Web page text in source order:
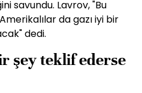
savundu. Lavrov, "Bu
da gazı iyi bir
dedi.
şey teklif ederse